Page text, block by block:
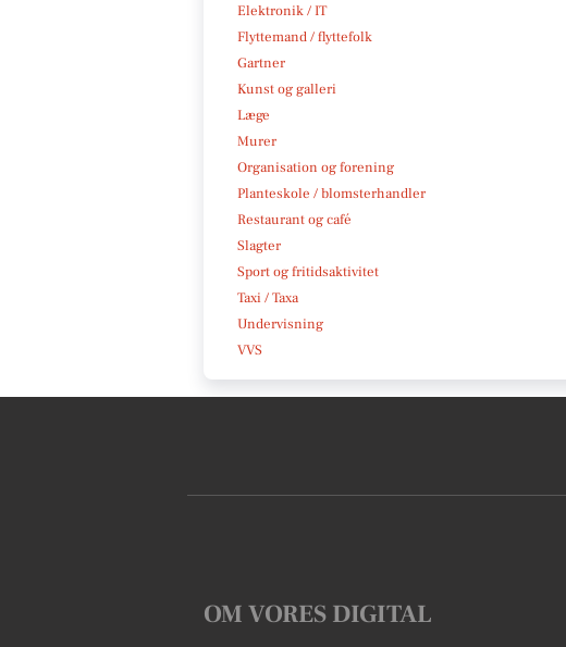
Elektronik / IT
Flyttemand / flyttefolk
Gartner
Kunst og galleri
Læge
Murer
Organisation og forening
Planteskole / blomsterhandler
Restaurant og café
Slagter
Sport og fritidsaktivitet
Taxi / Taxa
Undervisning
VVS
OM VORES DIGITAL